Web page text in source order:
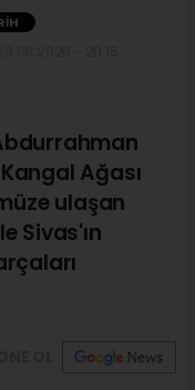
Ağası
ulaşan
Sivas'ın